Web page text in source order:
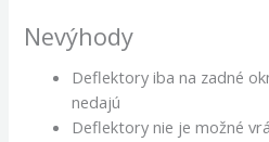
Nevýhody
Deflektory iba na zadné
nedajú
Deflektory nie je možné